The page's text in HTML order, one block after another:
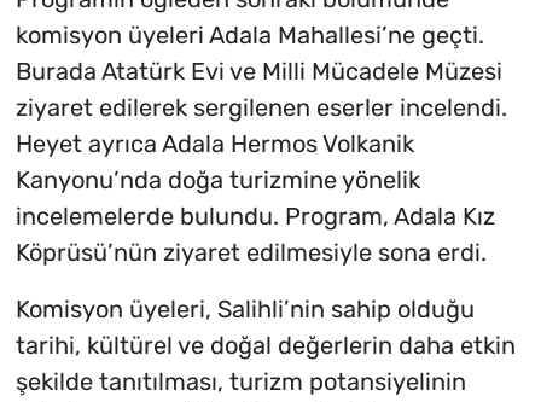
komisyon üyeleri Adala Mahallesi’ne geçti.
Burada Atatürk Evi ve Milli Mücadele Müzesi
ziyaret edilerek sergilenen eserler incelendi.
Heyet ayrıca Adala Hermos Volkanik
Kanyonu’nda doğa turizmine yönelik
incelemelerde bulundu. Program, Adala Kız
Köprüsü’nün ziyaret edilmesiyle sona erdi.
Komisyon üyeleri, Salihli’nin sahip olduğu
tarihi, kültürel ve doğal değerlerin daha etkin
şekilde tanıtılması, turizm potansiyelinin